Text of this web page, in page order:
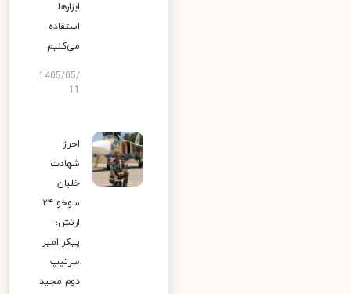
ابزارها
استفاده
می‌کنیم
1405/05/
احراز
شهادت
خلبان
سوخو ۲۴
ارتش؛
پیکر امیر
سرتیپ
دوم مجید